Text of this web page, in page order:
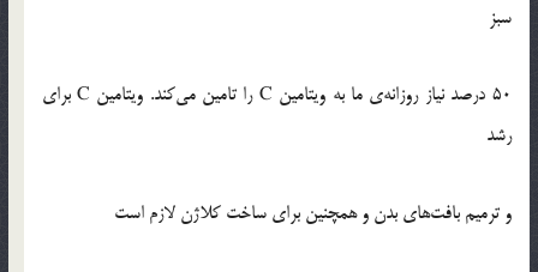
سبز
50 درصد نیاز روزانه‌ی ما به ویتامین C را تامین می‌کند. ویتامین C برای
رشد
و ترمیم بافت‌های بدن و همچنین برای ساخت کلاژن لازم است